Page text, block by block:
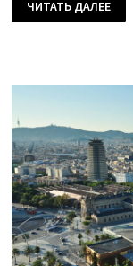
ТЕЗИСНО
ОТ
ВТОРАЯ.
ЧИТАТЬ ДАЛЕЕ